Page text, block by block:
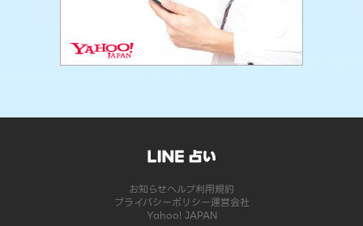
お知らせヘルプ利用規約
プライバシーポリシー運営会社
Yahoo! JAPAN